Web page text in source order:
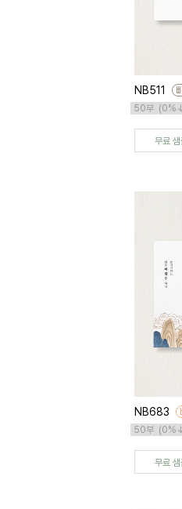
NB511
무료 샘
NB683
무료 샘